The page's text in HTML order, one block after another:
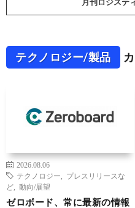
月刊ロジステ
テクノロジー/製品
2026.08.06
テクノロジー
プレスリリースな
ど
動向/展望
ゼロボード、常に最新の情報